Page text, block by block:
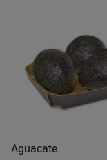
Aguacate